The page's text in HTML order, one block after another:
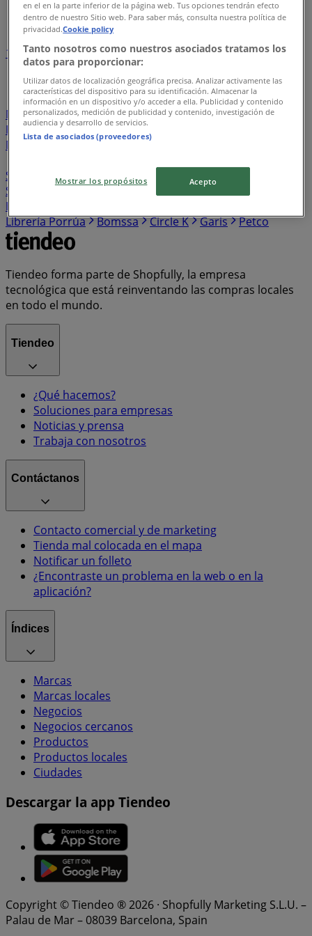
Índice de negocios en San Francisco de Campeche
1 45
26
Lefties
Yamaha Colchas Concord C&A
Flexi
Nacional Monte de Piedad
Tupperware
Herbalife
Pro One
OfficeMax Stanhome
Merza
Muebles Dico Contino
SuBodega
Mundo Terra
Cuidado con el Perro
Starbucks
Impuls
Zapaterías 3
Hermanos
Librería Porrúa
Bomssa Circle K Garis Petco
Tiendeo forma parte de Shopfully, la empresa
tecnológica que está reinventando las compras locales
en todo el mundo.
Tiendeo
¿Qué hacemos?
Soluciones para empresas
Noticias y prensa
Trabaja con nosotros
Contáctanos
Contacto comercial y de marketing
Tienda mal colocada en el mapa
Notificar un folleto
¿Encontraste un problema en la web o en la
aplicación?
Índices
Marcas
Marcas locales
Negocios
Negocios cercanos
Productos
Productos locales
Ciudades
Descargar la app Tiendeo
Copyright © Tiendeo ® 2026 · Shopfully Marketing S.L.U. –
Palau de Mar – 08039 Barcelona, Spain
en el en la parte inferior de la página web. Tus opciones tendrán efecto
dentro de nuestro Sitio web. Para saber más, consulta nuestra política de
privacidad.Cookie policy
Tanto nosotros como nuestros asociados tratamos los
datos para proporcionar:
Utilizar datos de localización geográfica precisa. Analizar activamente las
características del dispositivo para su identificación. Almacenar la
información en un dispositivo y/o acceder a ella. Publicidad y contenido
personalizados, medición de publicidad y contenido, investigación de
audiencia y desarrollo de servicios.
Lista de asociados (proveedores)
Mostrar los propósitos Acepto